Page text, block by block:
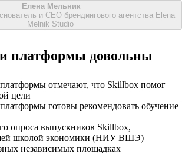
Елена Мельник
и CEO брендингового агентства Elena
Melnik Studio
платформы довольны
платформы отмечают, что Skillbox помог
цели
готовы рекомендовать обучение
опроса выпускников Skillbox,
школой экономики (НИУ ВШЭ)
независимых площадках